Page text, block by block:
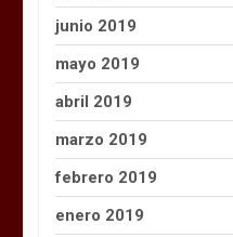
junio 2019
mayo 2019
abril 2019
marzo 2019
febrero 2019
enero 2019